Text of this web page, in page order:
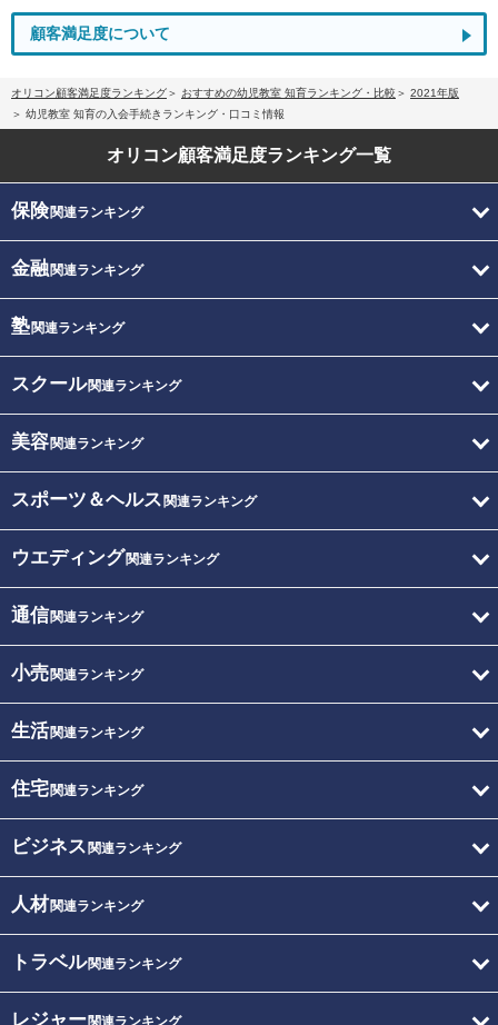
顧客満足度について
オリコン顧客満足度ランキング おすすめの幼児教室 知育ランキング・比較
2021年版
幼児教室 知育の入会手続きランキング・口コミ情報
オリコン顧客満足度ランキング一覧
保険関連ランキング
金融関連ランキング
塾関連ランキング
スクール関連ランキング
美容関連ランキング
スポーツ＆ヘルス 関連ランキング
ウエディング関連ランキング
通信関連ランキング
小売関連ランキング
生活関連ランキング
住宅関連ランキング
ビジネス 関連ランキング
人材関連ランキング
トラベル関連ランキング
レジャー